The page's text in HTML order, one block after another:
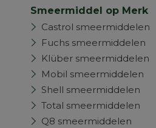
Smeermiddel op Merk
Castrol smeermiddelen
Fuchs smeermiddelen
Klüber smeermiddelen
Mobil smeermiddelen
Shell smeermiddelen
Total smeermiddelen
Q8 smeermiddelen